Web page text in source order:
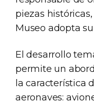
piezas
Museo adopta
El desarrollo
permite un
la característica
aeronaves: